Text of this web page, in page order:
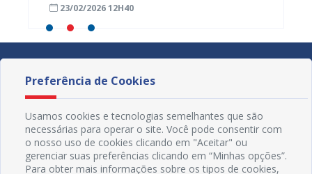
23/02/2026 12H40
Preferência de Cookies
Usamos cookies e tecnologias semelhantes que são
necessárias para operar o site. Você pode consentir com
o nosso uso de cookies clicando em "Aceitar" ou
gerenciar suas preferências clicando em “Minhas opções”.
Para obter mais informações sobre os tipos de cookies,